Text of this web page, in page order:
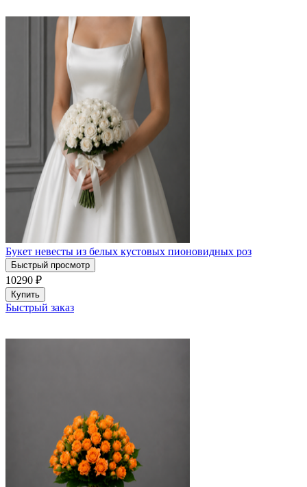
Букет невесты из белых кустовых пионовидных роз
Быстрый просмотр
10290 ₽
Купить
Быстрый заказ